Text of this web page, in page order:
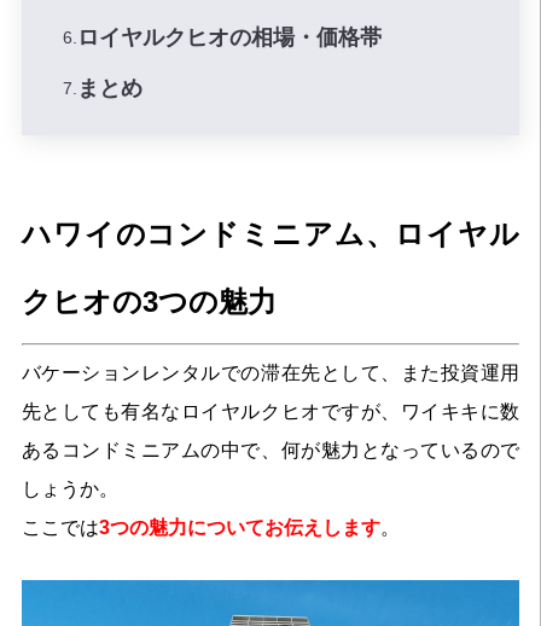
ロイヤルクヒオの相場・価格帯
まとめ
ハワイのコンドミニアム、ロイヤル
クヒオの3つの魅力
バケーションレンタルでの滞在先として、また投資運用
先としても有名なロイヤルクヒオですが、ワイキキに数
あるコンドミニアムの中で、何が魅力となっているので
しょうか。
ここでは3つの魅力についてお伝えします。